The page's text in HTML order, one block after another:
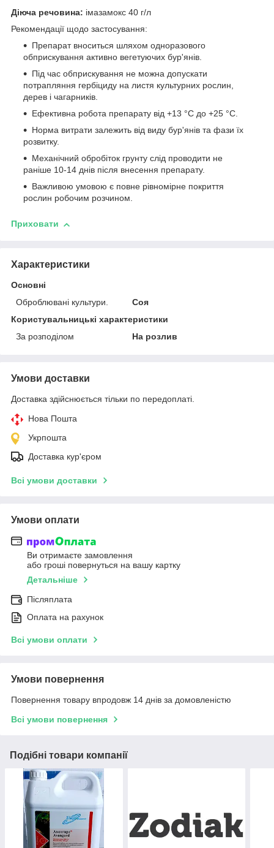
Діюча речовина: імазамокс 40 г/л
Рекомендації щодо застосування:
Препарат вноситься шляхом одноразового
обприскування активно вегетуючих бур'янів.
Під час обприскування не можна допускати
потрапляння гербіциду на листя культурних рослин,
дерев і чагарників.
Ефективна робота препарату від +13 °С до +25 °С.
Норма витрати залежить від виду бур'янів та фази їх
розвитку.
Механічний обробіток грунту слід проводити не
раніше 10-14 днів після внесення препарату.
Важливою умовою є повне рівномірне покриття
рослин робочим розчином.
Приховати
Характеристики
Основні
Оброблювані культури.
Соя
Користувальницькі характеристики
За розподілом
На розлив
Умови доставки
Доставка здійснюється тільки по передоплаті.
Нова Пошта
Укрпошта
Доставка кур'єром
Всі умови доставки
Умови оплати
Ви отримаєте замовлення
або гроші повернуться на вашу картку
Детальніше
Післяплата
Оплата на рахунок
Всі умови оплати
Умови повернення
Повернення товару впродовж 14 днів за домовленістю
Всі умови повернення
Подібні товари компанії